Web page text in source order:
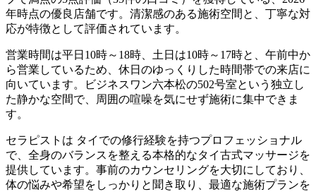
年時点の優良店舗です。清潔感のある施術空間と、丁寧な対
応が特徴として評価されています。
営業時間は平日10時～18時、土日は10時～17時と、午前中か
ら営業しているため、休日のゆっくりした時間帯での来店に
向いています。ビジネスワン六本松の502号室という独立し
た静かな空間で、周囲の喧噪を気にせず施術に集中できま
す。
セラピストは タイでの修行経験を持つプロフェッショナル
で、全身のバランスを整える本格的なタイ古式マッサージを
提供しています。事前のカウンセリングを大切にしており、
体の悩みや希望をしっかりと聞き取り、最適な施術プランを